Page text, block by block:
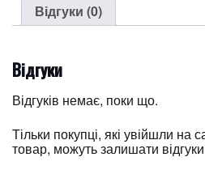
Відгуки (0)
Відгуки
Відгуків немає, поки що.
Тільки покупці, які увійшли на
товар, можуть залишати